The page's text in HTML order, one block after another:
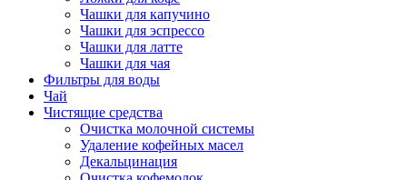
Чашки для капучино
Чашки для эспрессо
Чашки для латте
Чашки для чая
Фильтры для воды
Чай
Чистящие средства
Очистка молочной системы
Удаление кофейных масел
Декальцинация